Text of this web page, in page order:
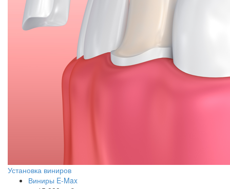
Установка виниров
Виниры E-Max